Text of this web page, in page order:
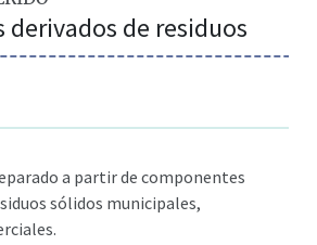
de residuos
a partir de componentes
sólidos municipales,